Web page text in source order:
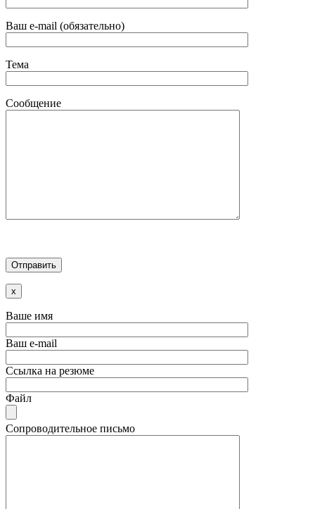
Ваш e-mail (обязательно)
Тема
Сообщение
x
Ваше имя
Ваш e-mail
Ссылка на резюме
Файл
Сопроводительное письмо